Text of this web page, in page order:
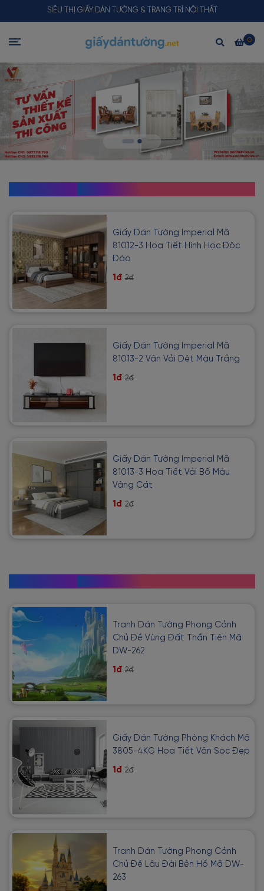
SIÊU THỊ GIẤY DÁN TƯỜNG & TRANG TRÍ NỘI THẤT
0
Giấy Dán Tường Imperial Mã
81012-3 Họa Tiết Hình Học Độc
Đáo
1đ 2đ
Giấy Dán Tường Imperial Mã
81013-2 Vân Vải Dệt Màu Trắng
1đ 2đ
Giấy Dán Tường Imperial Mã
81013-3 Hoạ Tiết Vải Bố Màu
Vàng Cát
1đ 2đ
Tranh Dán Tường Phong Cảnh
Chủ Đề Vùng Đất Thần Tiên Mã
DW-262
1đ 2đ
Giấy Dán Tường Phòng Khách Mã
3805-4KG Họa Tiết Vân Sọc Đẹp
1đ 2đ
Tranh Dán Tường Phong Cảnh
Chủ Đề Lâu Đài Bên Hồ Mã DW-
263